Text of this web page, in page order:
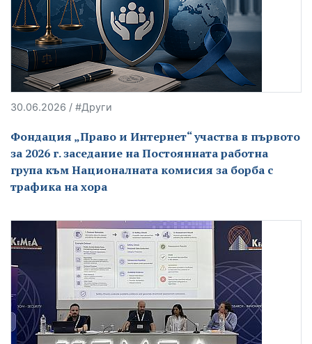
30.06.2026 / #Други
Фондация „Право и Интернет“ участва в първото
за 2026 г. заседание на Постоянната работна
група към Националната комисия за борба с
трафика на хора